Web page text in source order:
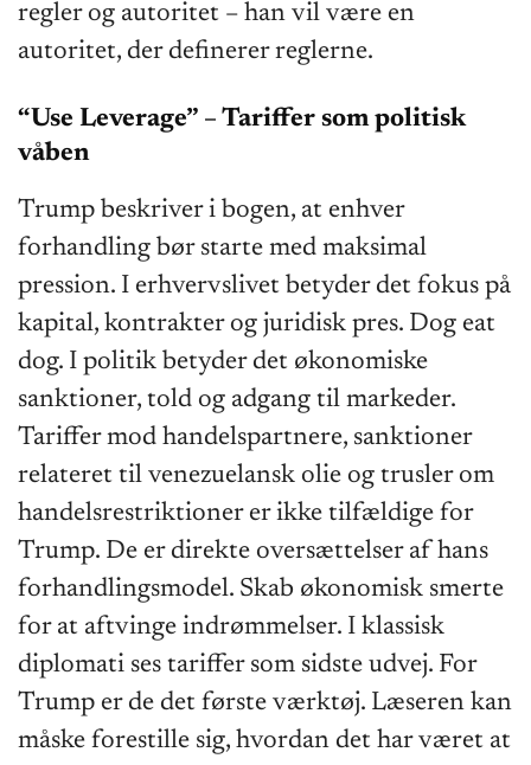
regler og autoritet – han vil være en
autoritet, der definerer reglerne.
“Use Leverage” – Tariffer som politisk
våben
Trump beskriver i bogen, at enhver
forhandling bør starte med maksimal
pression. I erhvervslivet betyder det fokus på
kapital, kontrakter og juridisk pres. Dog eat
dog. I politik betyder det økonomiske
sanktioner, told og adgang til markeder.
Tariffer mod handelspartnere, sanktioner
relateret til venezuelansk olie og trusler om
handelsrestriktioner er ikke tilfældige for
Trump. De er direkte oversættelser af hans
forhandlingsmodel. Skab økonomisk smerte
for at aftvinge indrømmelser. I klassisk
diplomati ses tariffer som sidste udvej. For
Trump er de det første værktøj. Læseren kan
måske forestille sig, hvordan det har været at